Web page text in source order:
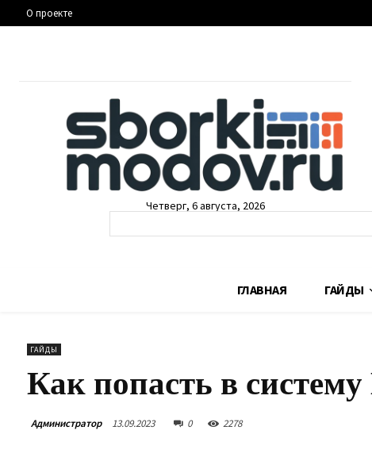
О проекте
Четверг, 6 августа, 2026
ГЛАВНАЯ ГАЙДЫ
ГАЙДЫ
Как попасть в
Администратор 13.09.2023 0 2278